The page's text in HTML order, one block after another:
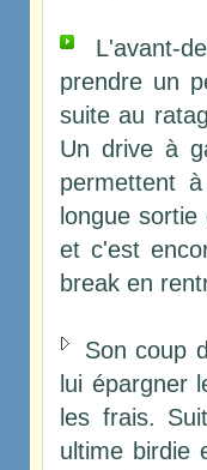
L'avant-
prendre un
suite au
Un drive à
permettent à
longue
et c'est
break en
Son coup
lui épargner
les frais.
ultime birdie